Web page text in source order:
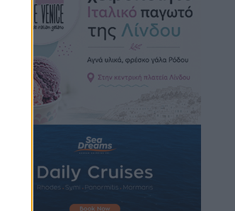
Νέες ταυτότητες: Ποιοι πρέπει να τις
αλλάξουν άμεσα και ποιοι όχι
πριν 2 ώρες
Στον Ιπποκράτη η Μαρία Βλάχου
Αθλητικά• πριν 2 ώρες
Οικονομική ενίσχυση για συντήρηση
• πριν 2 ώρες